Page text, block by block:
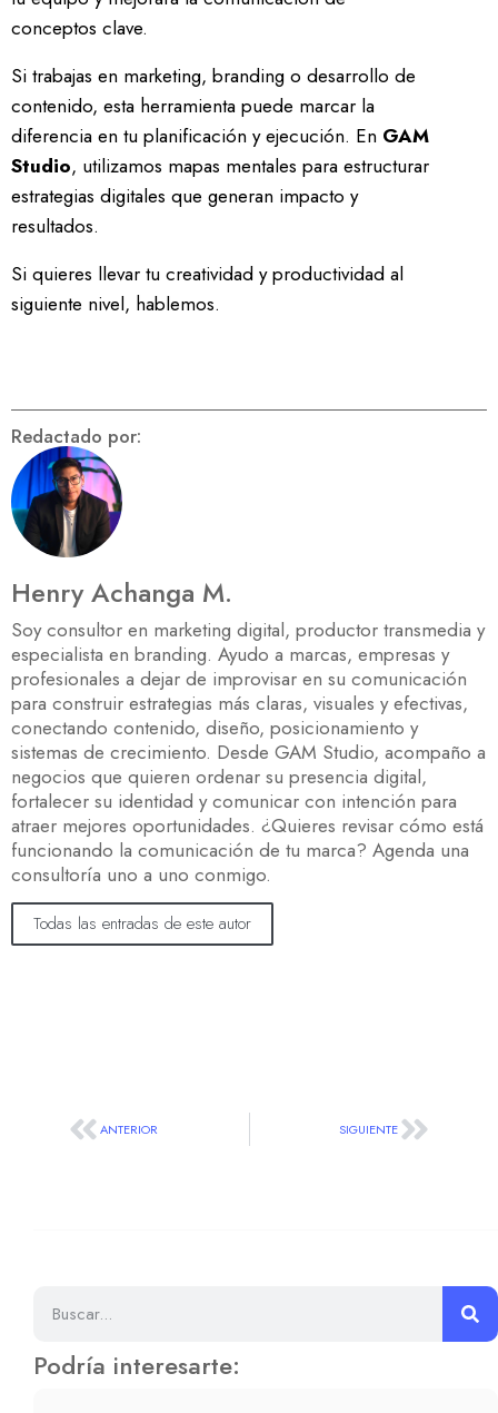
conceptos clave.
Si trabajas en marketing, branding o desarrollo de
contenido, esta herramienta puede marcar la
diferencia en tu planificación y ejecución. En GAM
Studio, utilizamos mapas mentales para estructurar
estrategias digitales que generan impacto y
resultados.
Si quieres llevar tu creatividad y productividad al
siguiente nivel, hablemos.
Redactado por:
Henry Achanga M.
Soy consultor en marketing digital, productor transmedia y
especialista en branding. Ayudo a marcas, empresas y
profesionales a dejar de improvisar en su comunicación
para construir estrategias más claras, visuales y efectivas,
conectando contenido, diseño, posicionamiento y
sistemas de crecimiento. Desde GAM Studio, acompaño a
negocios que quieren ordenar su presencia digital,
fortalecer su identidad y comunicar con intención para
atraer mejores oportunidades. ¿Quieres revisar cómo está
funcionando la comunicación de tu marca? Agenda una
consultoría uno a uno conmigo.
Todas las entradas de este autor
ANTERIOR SIGUIENTE
Podría interesarte: